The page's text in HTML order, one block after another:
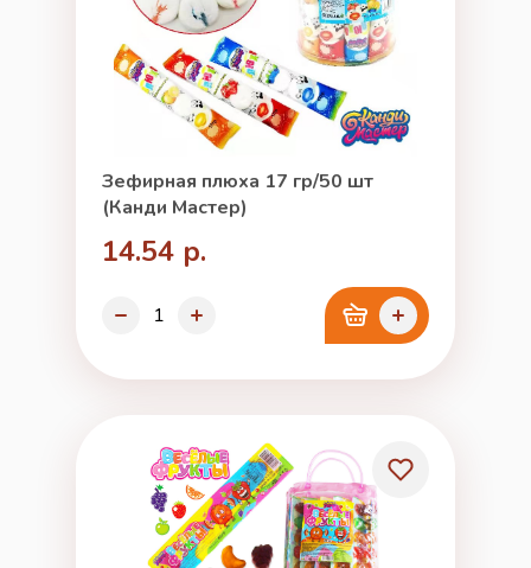
Зефирная плюха 17 гр/50 шт
(Канди Мастер)
14.54 р.